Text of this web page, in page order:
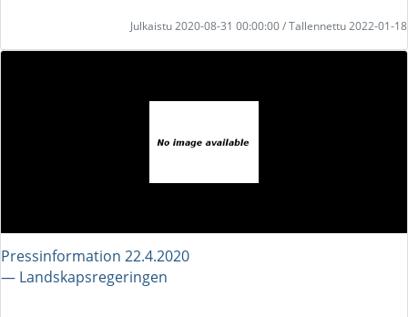
Julkaistu 2020-08-31 00:00:00 / Tallennettu 2022-01-18
Pressinformation 22.4.2020
― Landskapsregeringen